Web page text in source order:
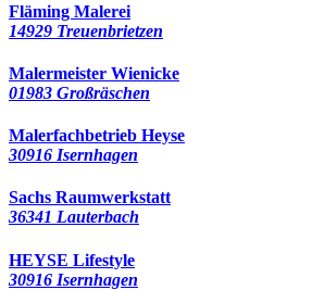
Fläming Malerei
14929 Treuenbrietzen
Malermeister Wienicke
01983 Großräschen
Malerfachbetrieb Heyse
30916 Isernhagen
Sachs Raumwerkstatt
36341 Lauterbach
HEYSE Lifestyle
30916 Isernhagen